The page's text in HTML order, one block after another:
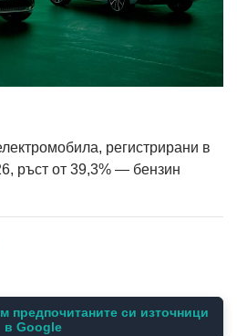
регистрирани в
ръст от 39,3% — бензин
предпочитаните си източници
в Google